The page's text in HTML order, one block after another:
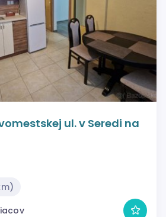
ul. v Seredi na